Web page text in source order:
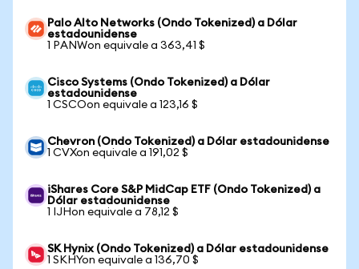
Palo Alto Networks (Ondo Tokenized) a Dólar
estadounidense
1 PANWon equivale a 363,41 $
Cisco Systems (Ondo Tokenized) a Dólar
estadounidense
1 CSCOon equivale a 123,16 $
Chevron (Ondo Tokenized) a Dólar estadounidense
1 CVXon equivale a 191,02 $
iShares Core S&P MidCap ETF (Ondo Tokenized) a
Dólar estadounidense
1 IJHon equivale a 78,12 $
SK Hynix (Ondo Tokenized) a Dólar estadounidense
1 SKHYon equivale a 136,70 $